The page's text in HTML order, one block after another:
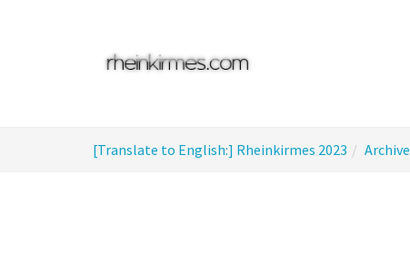
are
[Translate to English:] Rheinkirmes 2023 Archive